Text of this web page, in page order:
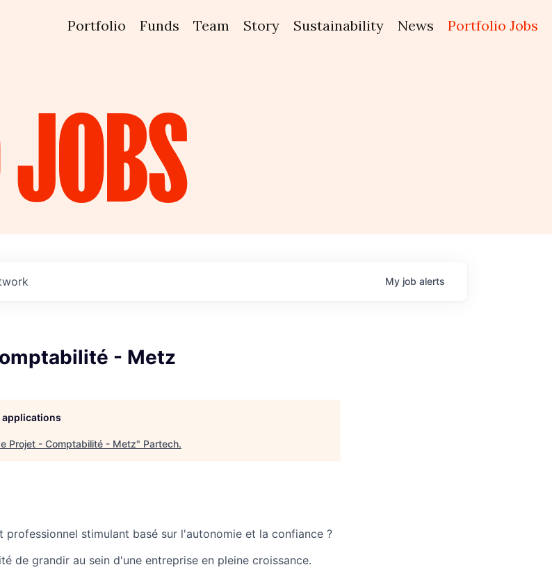
Portfolio Funds Team Story Sustainability News Portfolio Jobs
JOBS
My job alerts
- Metz
applications
Projet - Comptabilité - Metz" Partech.
professionnel stimulant basé sur l'autonomie et la confiance ?
de grandir au sein d'une entreprise en pleine croissance.